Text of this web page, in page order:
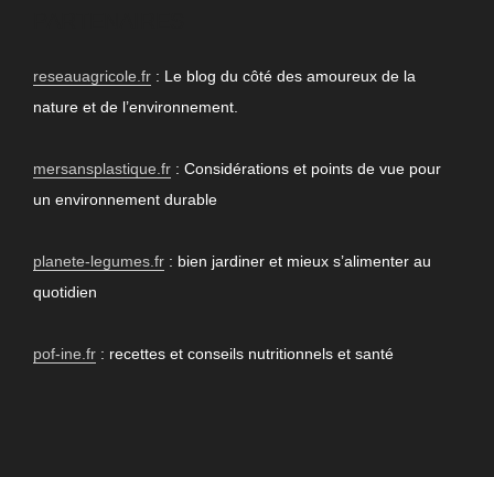
reseauagricole.fr : Le blog du côté des amoureux de la
nature et de l’environnement.
mersansplastique.fr : Considérations et points de vue pour
un environnement durable
planete-legumes.fr : bien jardiner et mieux s’alimenter au
quotidien
pof-ine.fr : recettes et conseils nutritionnels et santé